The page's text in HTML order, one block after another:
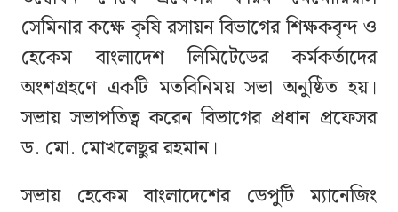
সেমিনার কক্ষে কৃষি রসায়ন বিভাগের শিক্ষকবৃন্দ ও
হেকেম বাংলাদেশ লিমিটেডের কর্মকর্তাদের
অংশগ্রহণে একটি মতবিনিময় সভা অনুষ্ঠিত হয়।
সভায় সভাপতিত্ব করেন বিভাগের প্রধান প্রফেসর
ড. মো. মোখলেছুর রহমান।
সভায় হেকেম বাংলাদেশের ডেপুটি ম্যানেজিং